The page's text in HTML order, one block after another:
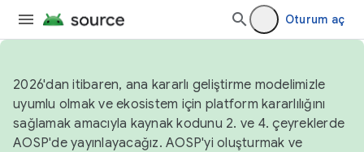
Oturum aç
2026'dan itibaren, ana kararlı geliştirme modelimizle
uyumlu olmak ve ekosistem için platform kararlılığını
sağlamak amacıyla kaynak kodunu 2. ve 4. çeyreklerde
AOSP'de yayınlayacağız. AOSP'yi oluşturmak ve